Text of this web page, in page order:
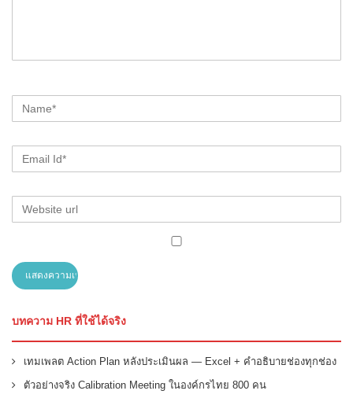
บทความ HR ที่ใช้ได้จริง
เทมเพลต Action Plan หลังประเมินผล — Excel + คำอธิบายช่องทุกช่อง
ตัวอย่างจริง Calibration Meeting ในองค์กรไทย 800 คน